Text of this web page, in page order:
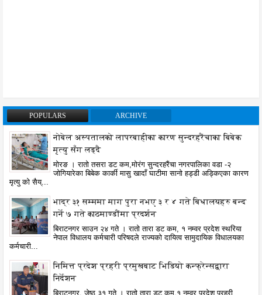
POPULARS ARCHIVE
नोबेल अस्पतालको लापरबाहीका कारण सुन्दरहरैंचाका बिबेक
मृत्यु सँग लड्दै
मोरङ । रातो तसरा डट कम,मोरंग सुन्दरहरैंचा नगरपालिका वडा -२
जोगियारेका बिबेक कार्की मासु खादाँ घाटीमा सानो हड्डी अड्किएका कारण
मृत्यु को सैय्...
भाद्र ३१ सम्ममा माग पुरा नभए ३ र ४ गते बिधालयहरु बन्द
गर्ने ७ गते काठमाण्डौंमा प्रदर्शन
बिराटनगर साउन २४ गते । रातो तारा डट कम, १ नम्वर प्रदेश स्थरिया
नेपाल विधालय कर्मचारी परिषदले राज्यको दायित्व सामुदायिक विधालयका
कर्मचारी...
निमित्त प्रदेश प्रहरी प्रमुखबाट भिडियो कन्फ्रेन्सद्वारा
निर्देशन
बिराटनगर, जेष्ठ ३१ गते । रातो तारा डट कम,१ नम्वर प्रदेश प्रहरी